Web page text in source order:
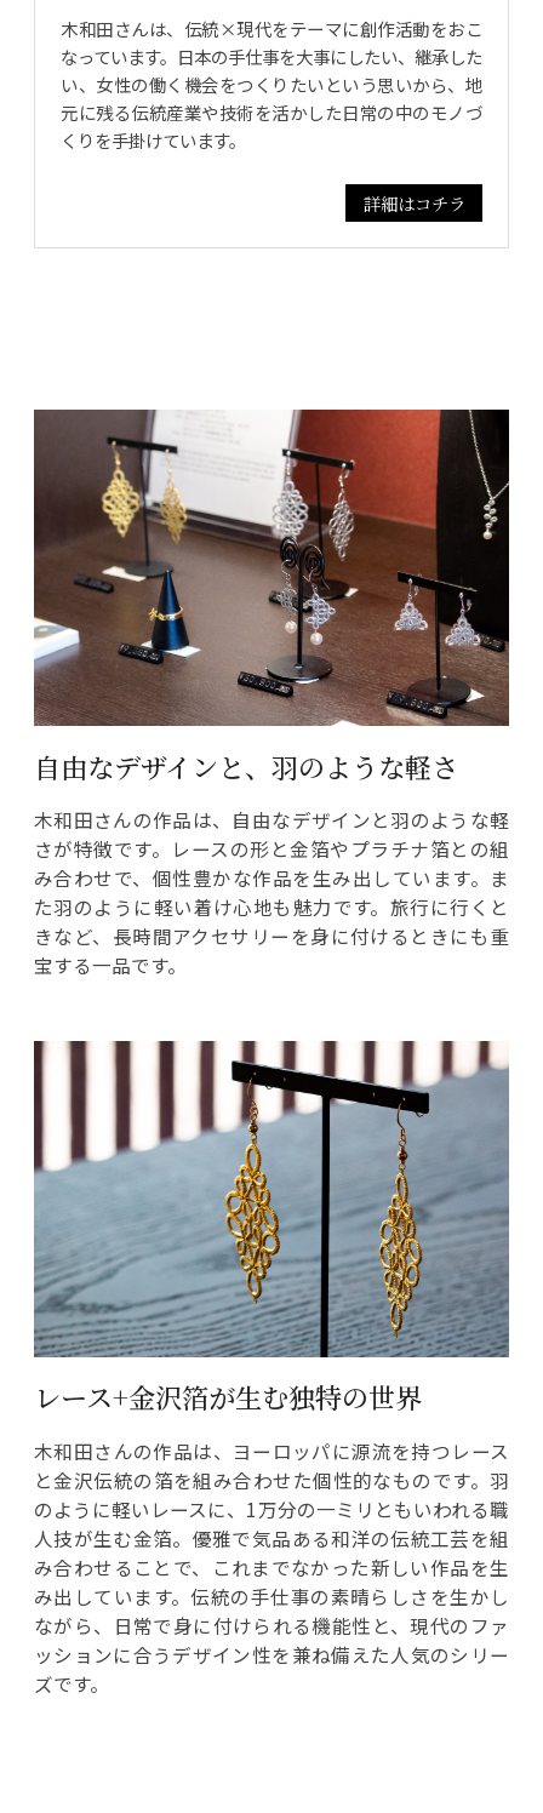
木和田さんは、伝統×現代をテーマに創作活動をおこ
なっています。日本の手仕事を大事にしたい、継承した
い、女性の働く機会をつくりたいという思いから、地
元に残る伝統産業や技術を活かした日常の中のモノづ
くりを手掛けています。
詳細はコチラ
自由なデザインと、羽のような軽さ
木和田さんの作品は、自由なデザインと羽のような軽
さが特徴です。レースの形と金箔やプラチナ箔との組
み合わせで、個性豊かな作品を生み出しています。ま
た羽のように軽い着け心地も魅力です。旅行に行くと
きなど、長時間アクセサリーを身に付けるときにも重
宝する一品です。
レース+金沢箔が生む独特の世界
木和田さんの作品は、ヨーロッパに源流を持つレース
と金沢伝統の箔を組み合わせた個性的なものです。羽
のように軽いレースに、1万分の一ミリともいわれる職
人技が生む金箔。優雅で気品ある和洋の伝統工芸を組
み合わせることで、これまでなかった新しい作品を生
み出しています。伝統の手仕事の素晴らしさを生かし
ながら、日常で身に付けられる機能性と、現代のファ
ッションに合うデザイン性を兼ね備えた人気のシリー
ズです。